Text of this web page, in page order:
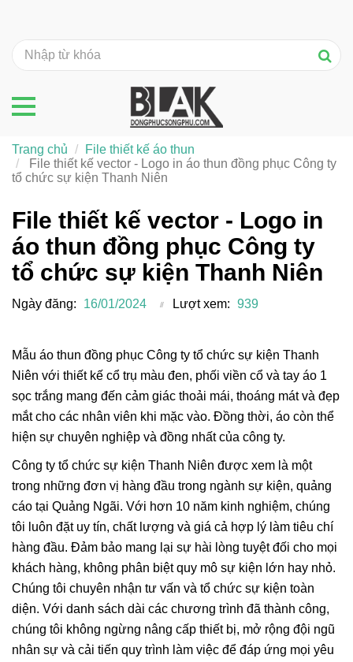
File thiết kế vector - Logo in
áo thun đồng phục Công ty
tổ chức sự kiện Thanh Niên
Ngày đăng: 16/01/2024 Lượt xem: 939
Mẫu áo thun đồng phục Công ty tổ chức sự kiện Thanh
Niên với thiết kế cổ trụ màu đen, phối viền cổ và tay áo 1
sọc trắng mang đến cảm giác thoải mái, thoáng mát và đẹp
mắt cho các nhân viên khi mặc vào. Đồng thời, áo còn thể
hiện sự chuyên nghiệp và đồng nhất của công ty.
Công ty tổ chức sự kiện Thanh Niên được xem là một
trong những đơn vị hàng đầu trong ngành sự kiện, quảng
cáo tại Quảng Ngãi. Với hơn 10 năm kinh nghiệm, chúng
tôi luôn đặt uy tín, chất lượng và giá cả hợp lý làm tiêu chí
hàng đầu. Đảm bảo mang lại sự hài lòng tuyệt đối cho mọi
khách hàng, không phân biệt quy mô sự kiện lớn hay nhỏ.
Chúng tôi chuyên nhận tư vấn và tổ chức sự kiện toàn
diện. Với danh sách dài các chương trình đã thành công,
chúng tôi không ngừng nâng cấp thiết bị, mở rộng đội ngũ
nhân sự và cải tiến quy trình làm việc để đáp ứng mọi yêu
Trang chủ
File thiết kế áo thun
File thiết kế vector - Logo in áo thun đồng phục Công ty
tổ chức sự kiện Thanh Niên